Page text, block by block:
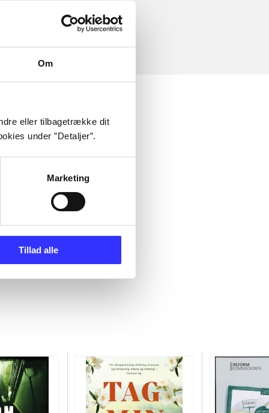
Om
eller tilbagetrække dit
under ”Detaljer”.
Marketing
Tillad alle